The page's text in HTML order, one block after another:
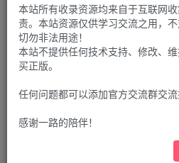
运营后台+安卓苹果双端
G币30 G币
仅支持云服务器搭建，适用于小白
本站所有收录资源均来自于互联网
责。本站资源仅供学习交流之用，不
切勿非法用途！
本站不提供任何技术支持、修改、
买正版。
任何问题都可以添加官方交流群交流
感谢一路的陪伴！